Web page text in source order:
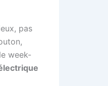
pas
week-